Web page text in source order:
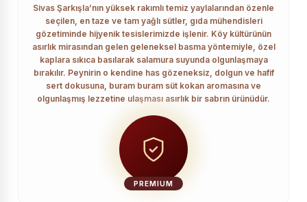
Sivas Şarkışla’nın yüksek rakımlı temiz yaylalarından özenle
seçilen, en taze ve tam yağlı sütler, gıda mühendisleri
gözetiminde hijyenik tesislerimizde işlenir. Köy kültürünün
asırlık mirasından gelen geleneksel basma yöntemiyle, özel
kaplara sıkıca basılarak salamura suyunda olgunlaşmaya
bırakılır. Peynirin o kendine has gözeneksiz, dolgun ve hafif
sert dokusuna, buram buram süt kokan aromasına ve
olgunlaşmış lezzetine ulaşması asırlık bir sabrın ürünüdür.
PREMIUM